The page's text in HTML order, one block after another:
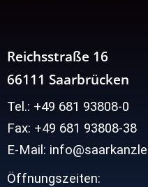
Reichsstraße 16
66111 Saarbrücken
Tel.: +49 681 93808-0
Fax: +49 681 93808-38
E-Mail:
Öffnungszeiten: